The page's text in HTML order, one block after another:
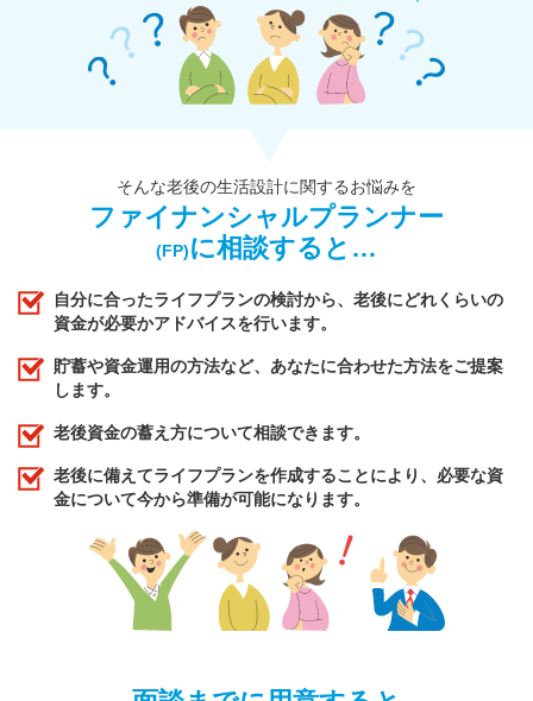
そんな老後の生活設計に関するお悩みを
ファイナンシャルプランナー
(FP)に相談すると…
自分に合ったライフプランの検討から、老後にどれくらいの
資金が必要かアドバイスを行います。
貯蓄や資金運用の方法など、あなたに合わせた方法をご提案
します。
老後資金の蓄え方について相談できます。
老後に備えてライフプランを作成することにより、必要な資
金について今から準備が可能になります。